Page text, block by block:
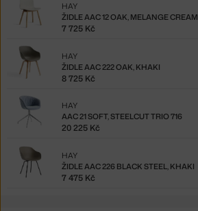
ŽIDLE AAC 12 OAK, MELANGE CREAM
HAY
7 725 Kč
ŽIDLE AAC 222 OAK, KHAKI
HAY
8 725 Kč
AAC 21 SOFT, STEELCUT TRIO 716
HAY
20 225 Kč
ŽIDLE AAC 226 BLACK STEEL, KHAKI
HAY
7 475 Kč